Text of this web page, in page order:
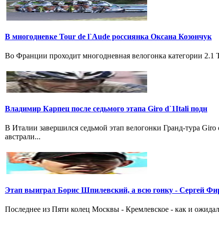
В многодневке Tour de l`Aude россиянка Оксана Козончук
Во Франции проходит многодневная велогонка категории
Владимир Карпец после седьмого этапа Giro d`1Itali подн
В Италии завершился седьмой этап велогонки Гранд-тура
австрали...
Этап выиграл Борис Шпилевский, а всю гонку - Сергей
Последнее из Пяти колец Москвы - Кремлевское - как и